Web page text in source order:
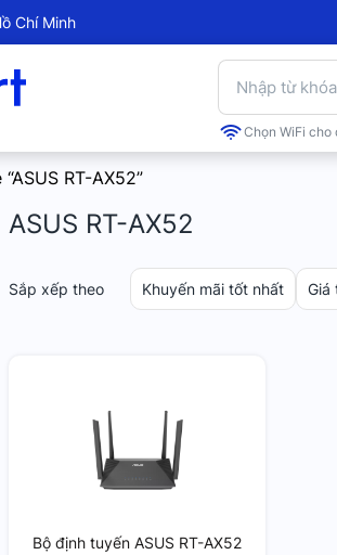
Chí Minh
Chọn WiFi cho
RT-AX52”
ASUS RT-AX52
Sắp xếp theo Khuyến mãi tốt nhất Giá
Bộ định tuyến ASUS RT-AX52